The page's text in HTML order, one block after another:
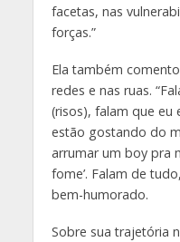
facetas, nas
forças.”
Ela também
redes e nas ruas.
(risos), falam que eu
estão gostando do
arrumar um boy pra
fome’. Falam de
bem-humorado.
Sobre sua trajetória